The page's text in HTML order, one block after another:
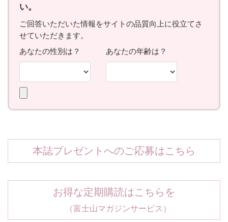
本誌プレゼントへのご応募はこちら
お得な定期購読はこちらを
（富士山マガジンサービス）